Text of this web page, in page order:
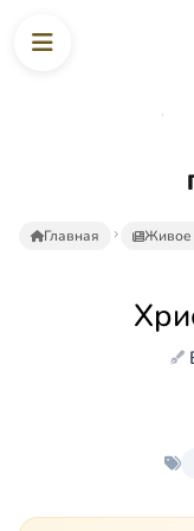
Главная Живое